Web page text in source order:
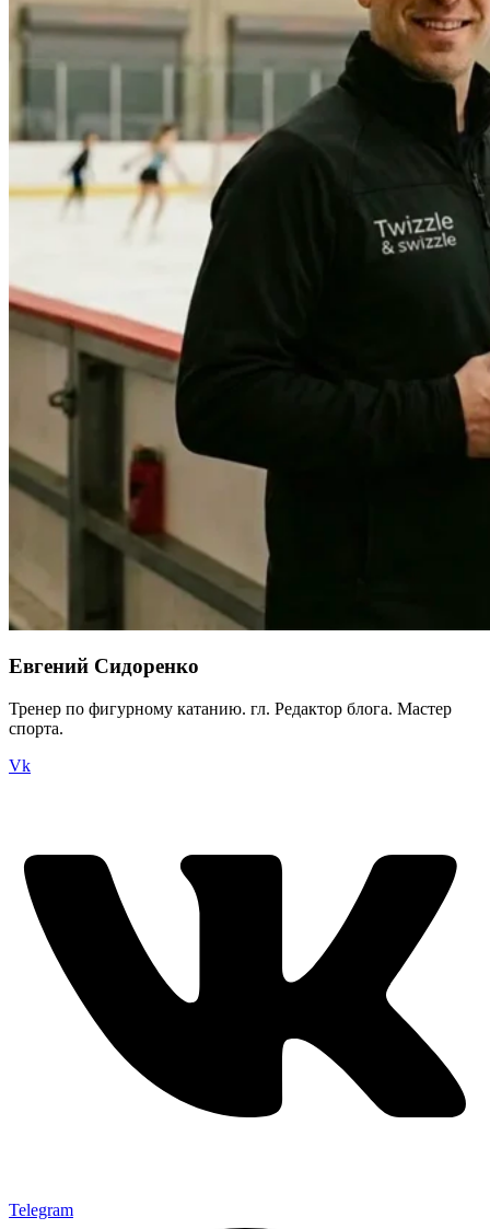
Евгений Сидоренко
Тренер по фигурному катанию. гл. Редактор блога. Мастер
спорта.
Vk
Telegram